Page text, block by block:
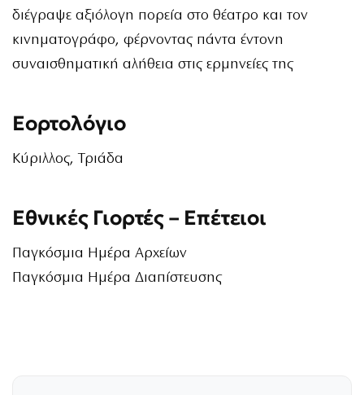
διέγραψε αξιόλογη πορεία στο θέατρο και τον
κινηματογράφο, φέρνοντας πάντα έντονη
συναισθηματική αλήθεια στις ερμηνείες της
Εορτολόγιο
Κύριλλος, Τριάδα
Εθνικές Γιορτές – Επέτειοι
Παγκόσμια Ημέρα Αρχείων
Παγκόσμια Ημέρα Διαπίστευσης